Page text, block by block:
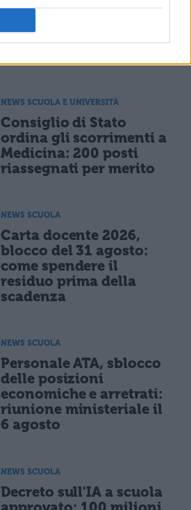
Programma Rita Levi
selezionati: 25,5 milioni
NEWS SCUOLA E UNIVERSITÀ
Consiglio di Stato
ordina gli scorrimenti a
Medicina: 200 posti
riassegnati per merito
NEWS SCUOLA
Carta docente 2026,
blocco del 31 agosto:
come spendere il
residuo prima della
scadenza
NEWS SCUOLA
Personale ATA, sblocco
delle posizioni
economiche e arretrati:
riunione ministeriale il
6 agosto
NEWS SCUOLA
Decreto sull'IA a scuola